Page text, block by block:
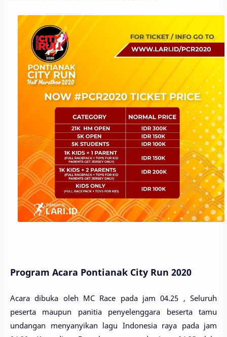
Program Acara Pontianak City Run 2020
Acara dibuka oleh MC Race pada jam 04.25 , Seluruh
peserta maupun panitia penyelenggara beserta tamu
undangan menyanyikan lagu Indonesia raya pada jam